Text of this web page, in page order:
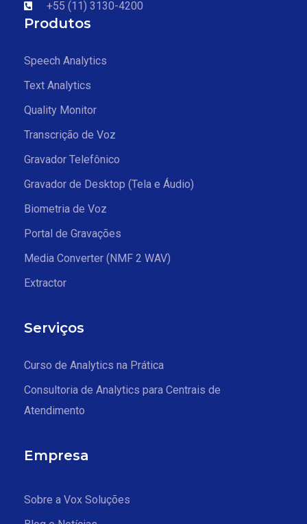
+55 (11) 3130-4200
Produtos
Speech Analytics
Text Analytics
Quality Monitor
Transcrição de Voz
Gravador Telefônico
Gravador de Desktop (Tela e Áudio)
Biometria de Voz
Portal de Gravações
Media Converter (NMF 2 WAV)
Extractor
Serviços
Curso de Analytics na Prática
Consultoria de Analytics para Centrais de
Atendimento
Empresa
Sobre a Vox Soluções